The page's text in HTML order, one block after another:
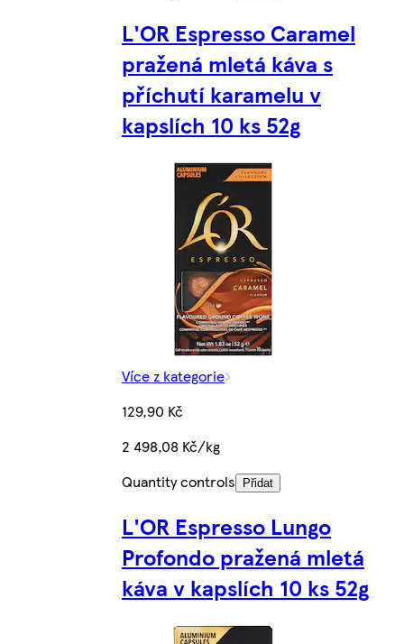
L'OR Espresso Caramel
pražená mletá káva s
příchutí karamelu v
kapslích 10 ks 52g
Více z kategorie
129,90 Kč
2 498,08 Kč/kg
Quantity controls
Přidat
L'OR Espresso Lungo
Profondo pražená mletá
káva v kapslích 10 ks 52g